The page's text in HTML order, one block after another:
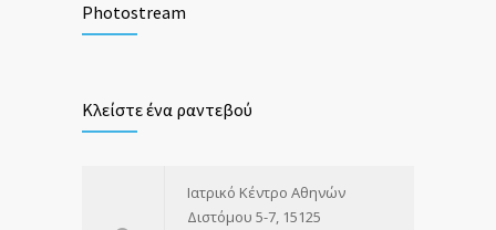
σύγχρονες λύσεις
μίας έγκαιρης διάγνωσης
Photostream
Κλείστε ένα ραντεβού
Ιατρικό Κέντρο Αθηνών
Διστόμου 5-7, 15125